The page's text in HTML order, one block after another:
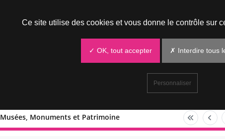
Musées, Monuments et Patrimoine
Ce site utilise des cookies et vous donne le contrôle sur
✓ OK, tout accepter ✗ Interdire tous
Personnaliser